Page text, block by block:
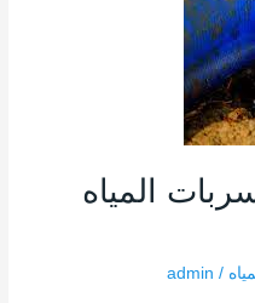
المياه
/
admin